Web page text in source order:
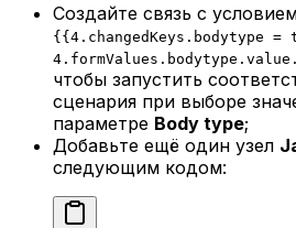
Создайте связь с
{{4.changedKeys.bodytype =
чтобы запустить
сценария при выборе
параметре Body type;
Добавьте ещё один узел
следующим кодом: